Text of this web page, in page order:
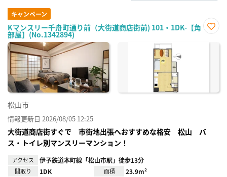
キャンペーン
Kマンスリー千舟町通り前（大街道商店街前) 101・1DK-【角
部屋】(No.1342894)
に入
松山市
情報更新日 2026/08/05 12:25
大街道商店街すぐで 市街地出張へおすすめな格安 松山 バ
ス・トイレ別マンスリーマンション！
アクセス 伊予鉄道本町線「松山市駅」徒歩13分
間取り 1DK 面積 23.9m²